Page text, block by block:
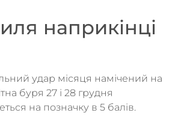
наприкінці
удар місяця намічений на
буря 27 і 28 грудня
на позначку в 5 балів.